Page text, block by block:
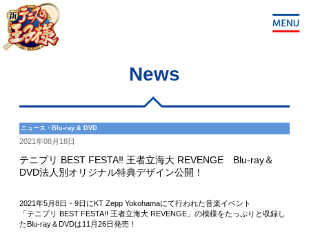
News
ニュース・Blu-ray & DVD
2021年08月18日
テニプリ BEST FESTA‼ 王者立海大 REVENGE Blu-ray＆
DVD法人別オリジナル特典デザイン公開！
2021年5月8日・9日にKT Zepp Yokohamaにて行われた音楽イベント
「テニプリ BEST FESTA!! 王者立海大 REVENGE」の模様をたっぷりと収録し
たBlu-ray＆DVDは11月26日発売！